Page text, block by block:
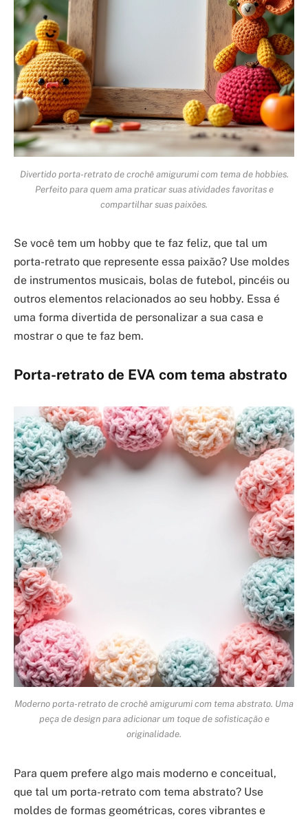
Divertido porta-retrato de crochê amigurumi com tema de hobbies.
Perfeito para quem ama praticar suas atividades favoritas e
compartilhar suas paixões.
Se você tem um hobby que te faz feliz, que tal um
porta-retrato que represente essa paixão? Use moldes
de instrumentos musicais, bolas de futebol, pincéis ou
outros elementos relacionados ao seu hobby. Essa é
uma forma divertida de personalizar a sua casa e
mostrar o que te faz bem.
Porta-retrato de EVA com tema abstrato
Moderno porta-retrato de crochê amigurumi com tema abstrato. Uma
peça de design para adicionar um toque de sofisticação e
originalidade.
Para quem prefere algo mais moderno e conceitual,
que tal um porta-retrato com tema abstrato? Use
moldes de formas geométricas, cores vibrantes e